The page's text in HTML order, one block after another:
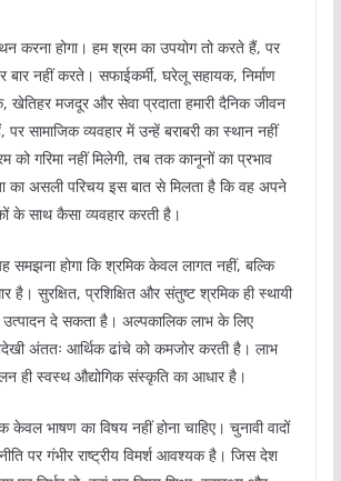
करना होगा। हम श्रम का उपयोग तो करते हैं, पर
बार नहीं करते। सफाईकर्मी, घरेलू सहायक, निर्माण
खेतिहर मजदूर और सेवा प्रदाता हमारी दैनिक जीवन
पर सामाजिक व्यवहार में उन्हें बराबरी का स्थान नहीं
गरिमा नहीं मिलेगी, तब तक कानूनों का प्रभाव
का असली परिचय इस बात से मिलता है कि वह अपने
के साथ कैसा व्यवहार करती है।
समझना होगा कि श्रमिक केवल लागत नहीं, बल्कि
है। सुरक्षित, प्रशिक्षित और संतुष्ट श्रमिक ही स्थायी
उत्पादन दे सकता है। अल्पकालिक लाभ के लिए
अंततः आर्थिक ढांचे को कमजोर करती है। लाभ
ही स्वस्थ औद्योगिक संस्कृति का आधार है।
केवल भाषण का विषय नहीं होना चाहिए। चुनावी वादों
पर गंभीर राष्ट्रीय विमर्श आवश्यक है। जिस देश